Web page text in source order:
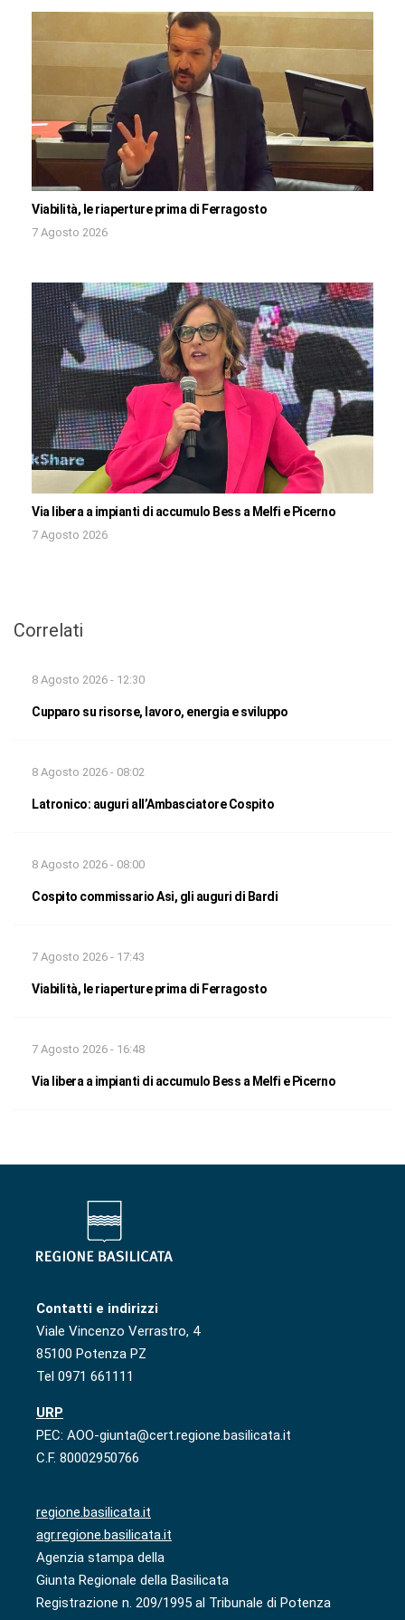
Viabilità, le riaperture prima di Ferragosto
7 Agosto 2026
Via libera a impianti di accumulo Bess a Melfi e Picerno
7 Agosto 2026
Correlati
8 Agosto 2026 - 12:30
Cupparo su risorse, lavoro, energia e sviluppo
8 Agosto 2026 - 08:02
Latronico: auguri all’Ambasciatore Cospito
8 Agosto 2026 - 08:00
Cospito commissario Asi, gli auguri di Bardi
7 Agosto 2026 - 17:43
Viabilità, le riaperture prima di Ferragosto
7 Agosto 2026 - 16:48
Via libera a impianti di accumulo Bess a Melfi e Picerno
Contatti e indirizzi
Viale Vincenzo Verrastro, 4
85100 Potenza PZ
Tel 0971 661111
URP
PEC: AOO-giunta@cert.regione.basilicata.it
C.F. 80002950766
regione.basilicata.it
agr.regione.basilicata.it
Agenzia stampa della
Giunta Regionale della Basilicata
Registrazione n. 209/1995 al Tribunale di Potenza